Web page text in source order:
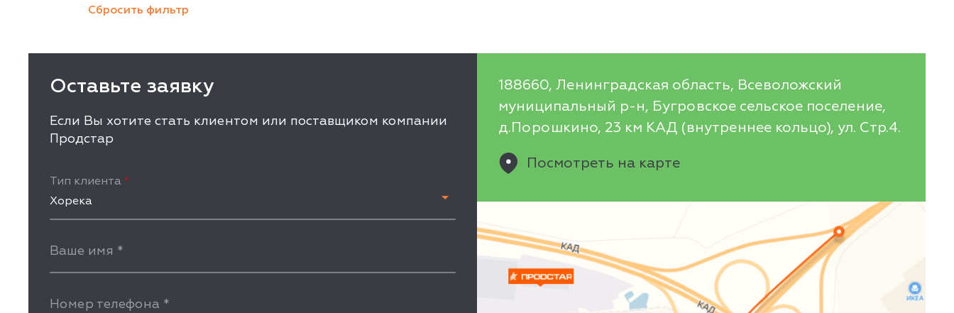
Оставьте заявку
Если Вы хотите стать клиентом или поставщиком компании
Продстар
Тип клиента *
Хорека
Ваше имя *
Номер телефона *
188660, Ленинградская область, Всеволожский
муниципальный р-н, Бугровское сельское поселение,
д.Порошкино, 23 км КАД (внутреннее кольцо), ул. Стр.4.
Посмотреть на карте